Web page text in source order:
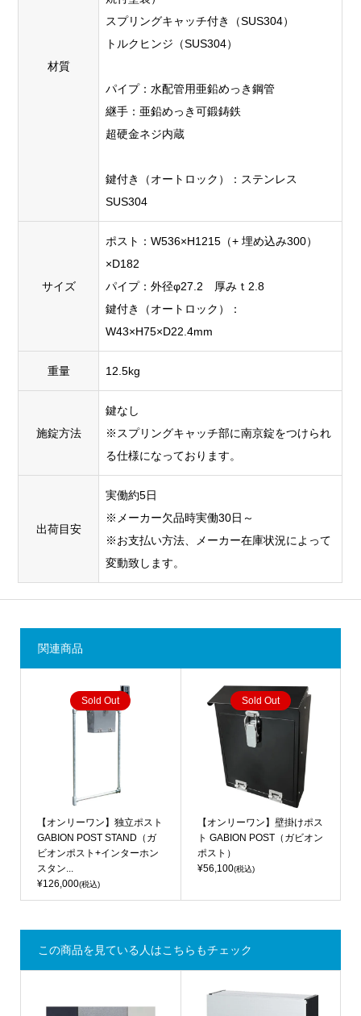
材質
スプリングキャッチ付き（SUS304）
トルクヒンジ（SUS304）
パイプ：水配管用亜鉛めっき鋼管
継手：亜鉛めっき可鍛鋳鉄
超硬金ネジ内蔵
鍵付き（オートロック）：ステンレス
SUS304
サイズ
ポスト：W536×H1215（+ 埋め込み300）
×D182
パイプ：外径φ27.2 厚みｔ2.8
鍵付き（オートロック）：
W43×H75×D22.4mm
重量 12.5kg
施錠方法
鍵なし
※スプリングキャッチ部に南京錠をつけられ
る仕様になっております。
出荷目安
実働約5日
※メーカー欠品時実働30日～
※お支払い方法、メーカー在庫状況によって
変動致します。
関連商品
Sold Out
【オンリーワン】独立ポスト
GABION POST STAND（ガ
ビオンポスト+インターホン
スタン...
¥126,000(税込)
Sold Out
【オンリーワン】壁掛けポス
ト GABION POST（ガビオン
ポスト）
¥56,100(税込)
この商品を見ている人はこちらもチェック